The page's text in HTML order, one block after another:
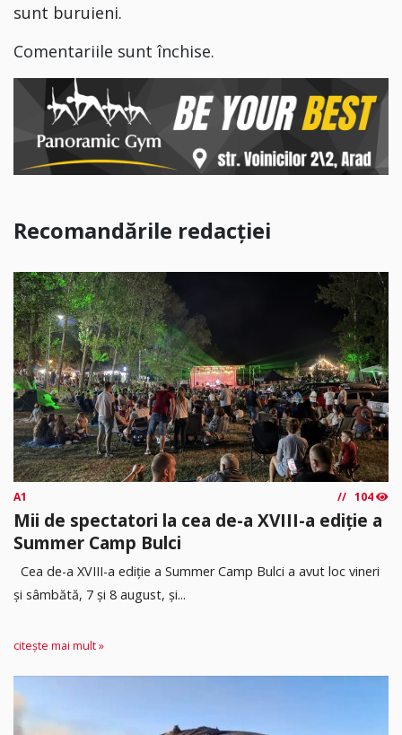
sunt buruieni.
Comentariile sunt închise.
Recomandările redacției
A1 104
Mii de spectatori la cea de-a XVIII-a ediție a
Summer Camp Bulci
Cea de-a XVIII-a ediție a Summer Camp Bulci a avut loc vineri
și sâmbătă, 7 și 8 august, și...
citește mai mult »